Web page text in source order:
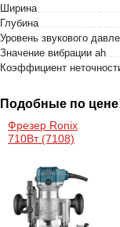
Ширина
Глубина
Уровень звукового
Значение вибрации ah
Коэффициент
Подобные по цене
Фрезер Ronix
710Вт (7108)